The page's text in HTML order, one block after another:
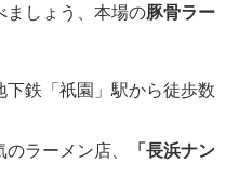
ましょう、本場の豚骨ラー
下鉄「祇園」駅から徒歩数
ラーメン店、
「長浜ナン